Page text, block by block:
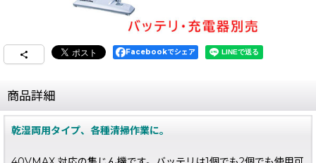
Facebookでシェア
商品詳細
乾湿両用タイプ、各種清掃作業に。